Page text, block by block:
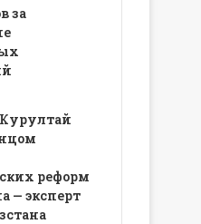
за
реформ
— эксперт